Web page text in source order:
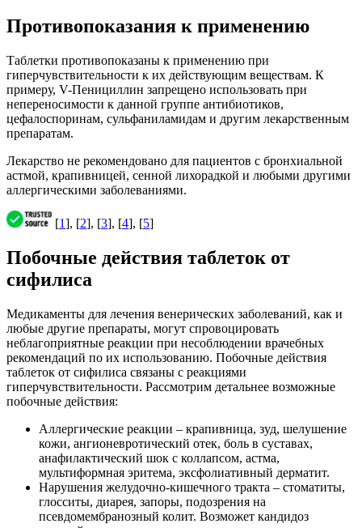
Противопоказания к применению
Таблетки противопоказаны к применению при
гиперчувствительности к их действующим веществам. К
примеру, V-Пенициллин запрещено использовать при
непереносимости к данной группе антибиотиков,
цефалоспоринам, сульфаниламидам и другим лекарственным
препаратам.
Лекарство не рекомендовано для пациентов с бронхиальной
астмой, крапивницей, сенной лихорадкой и любыми другими
аллергическими заболеваниями.
[1], [2], [3], [4], [5]
Побочные действия таблеток от
сифилиса
Медикаменты для лечения венерических заболеваний, как и
любые другие препараты, могут спровоцировать
неблагоприятные реакции при несоблюдении врачебных
рекомендаций по их использованию. Побочные действия
таблеток от сифилиса связаны с реакциями
гиперчувствительности. Рассмотрим детальнее возможные
побочные действия:
Аллергические реакции – крапивница, зуд, шелушение
кожи, ангионевротический отек, боль в суставах,
анафилактический шок с коллапсом, астма,
мультиформная эритема, эксфолиативный дерматит.
Нарушения желудочно-кишечного тракта – стоматиты,
глосситы, диарея, запоры, подозрения на
псевдомембранозный колит. Возможет кандидоз